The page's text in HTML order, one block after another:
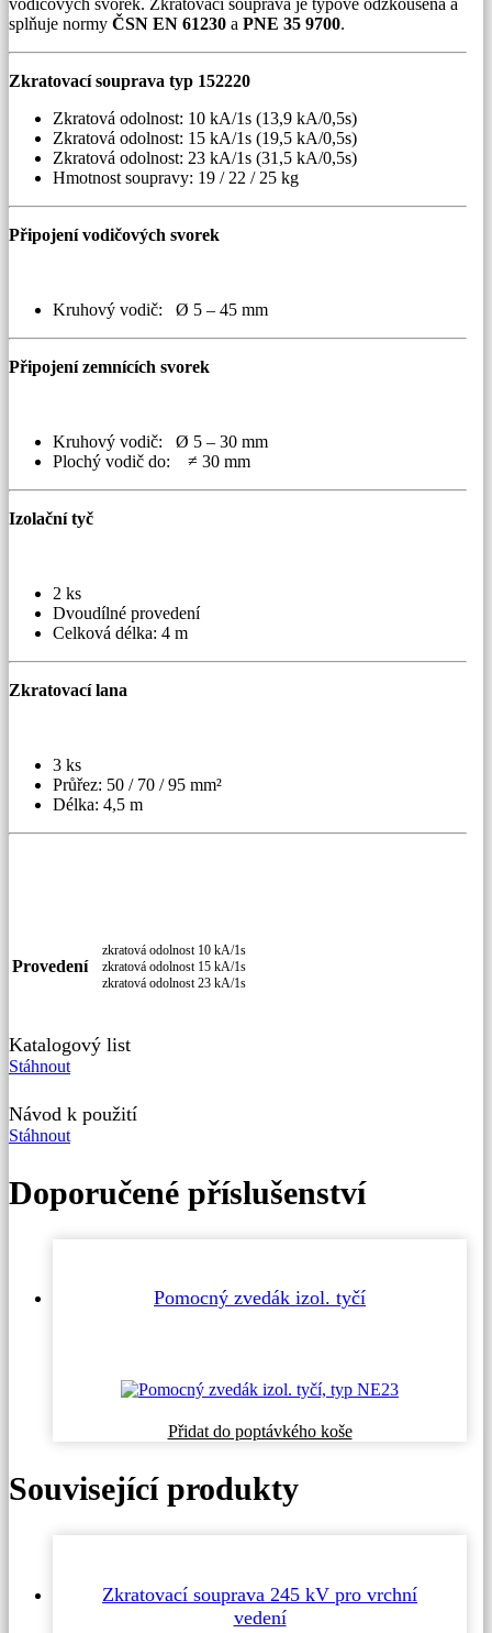
splňuje normy ČSN EN 61230 a PNE 35 9700.
Zkratovací souprava typ 152220
Zkratová odolnost: 10 kA/1s (13,9 kA/0,5s)
Zkratová odolnost: 15 kA/1s (19,5 kA/0,5s)
Zkratová odolnost: 23 kA/1s (31,5 kA/0,5s)
Hmotnost soupravy: 19 / 22 / 25 kg
Připojení vodičových svorek
Kruhový vodič: Ø 5 – 45 mm
Připojení zemnících svorek
Kruhový vodič: Ø 5 – 30 mm
Plochý vodič do: ≠ 30 mm
Izolační tyč
2 ks
Dvoudílné provedení
Celková délka: 4 m
Zkratovací lana
3 ks
Průřez: 50 / 70 / 95 mm²
Délka: 4,5 m
Provedení
zkratová odolnost 10 kA/1s
zkratová odolnost 15 kA/1s
zkratová odolnost 23 kA/1s
Katalogový list
Stáhnout
Návod k použití
Stáhnout
Doporučené příslušenství
Pomocný zvedák izol. tyčí
Přidat do poptávkého koše
Související produkty
Zkratovací souprava 245 kV pro vrchní
vedení